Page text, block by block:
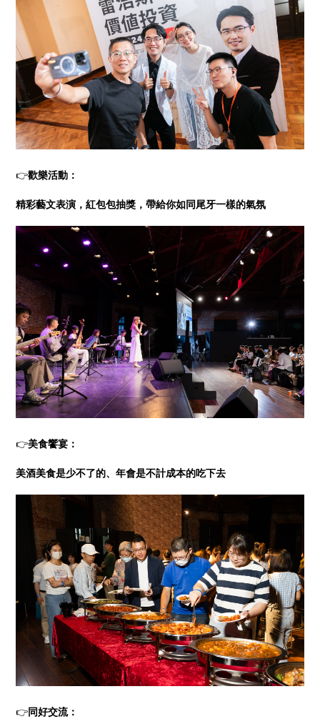
👉歡樂活動：
精彩藝文表演，紅包包抽獎，帶給你如同尾牙一樣的氣氛
👉美食饗宴：
美酒美食是少不了的、年會是不計成本的吃下去
👉同好交流：